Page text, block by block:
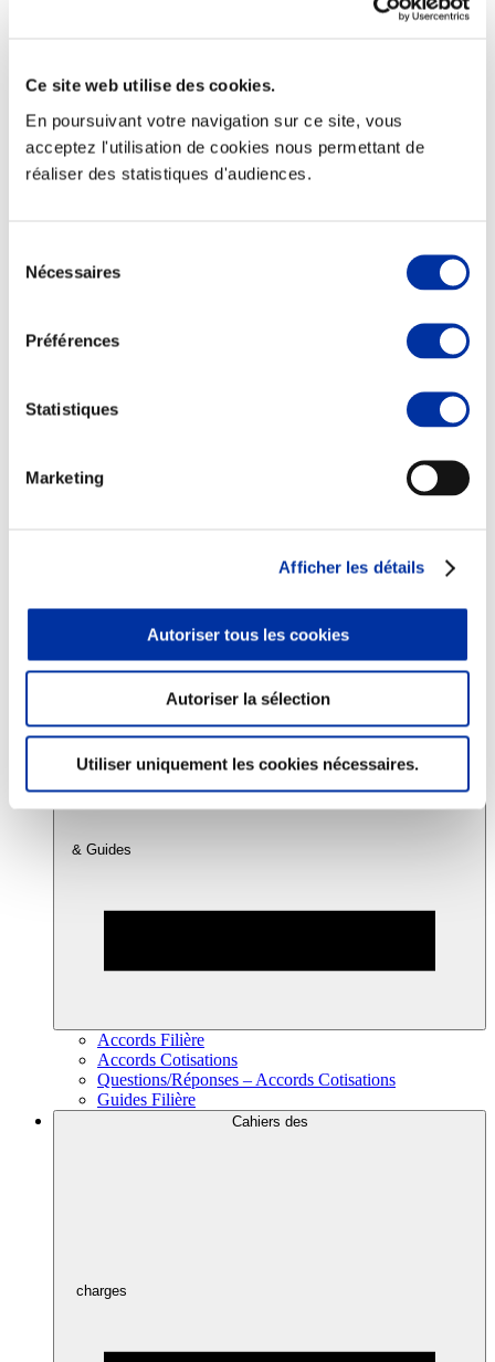
Ce site web utilise des cookies.
En poursuivant votre navigation sur ce site, vous
acceptez l'utilisation de cookies nous permettant de
réaliser des statistiques d'audiences.
Nécessaires
Préférences
Statistiques
Marketing
Afficher les détails
Autoriser tous les cookies
Autoriser la sélection
Utiliser uniquement les cookies nécessaires.
Elevage
Transport – mise en marché
Abattoir
Partenaire Climat
Info-veille scientifique
Sources d’information
& Guides
Accords Filière
Accords Cotisations
Questions/Réponses – Accords Cotisations
Guides Filière
Cahiers des
charges